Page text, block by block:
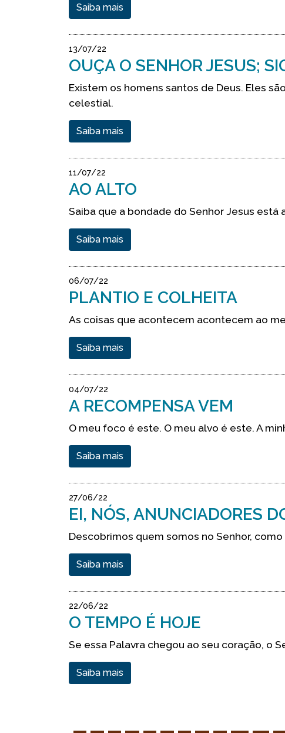
Saiba mais
13/07/22
OUÇA O SENHOR JESUS;
Existem os homens santos de Deus. Eles
celestial.
Saiba mais
11/07/22
AO ALTO
Saiba que a bondade do Senhor Jesus está
Saiba mais
06/07/22
PLANTIO E COLHEITA
As coisas que acontecem acontecem ao
Saiba mais
04/07/22
A RECOMPENSA VEM
O meu foco é este. O meu alvo é este. A
Saiba mais
27/06/22
EI, NÓS, ANUNCIADORES
Descobrimos quem somos no Senhor,
Saiba mais
22/06/22
O TEMPO É HOJE
Se essa Palavra chegou ao seu coração, o
Saiba mais